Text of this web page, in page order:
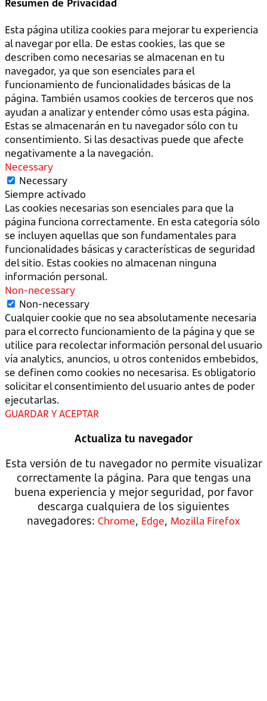
Esta página utiliza cookies para mejorar tu experiencia
al navegar por ella. De estas cookies, las que se
describen como necesarias se almacenan en tu
navegador, ya que son esenciales para el
funcionamiento de funcionalidades básicas de la
página. También usamos cookies de terceros que nos
ayudan a analizar y entender cómo usas esta página.
Estas se almacenarán en tu navegador sólo con tu
consentimiento. Si las desactivas puede que afecte
negativamente a la navegación.
Necessary
Necessary
Siempre activado
Las cookies necesarias son esenciales para que la
página funciona correctamente. En esta categoría sólo
se incluyen aquellas que son fundamentales para
funcionalidades básicas y características de seguridad
del sitio. Estas cookies no almacenan ninguna
información personal.
Non-necessary
Non-necessary
Cualquier cookie que no sea absolutamente necesaria
para el correcto funcionamiento de la página y que se
utilice para recolectar información personal del usuario
vía analytics, anuncios, u otros contenidos embebidos,
se definen como cookies no necesarisa. Es obligatorio
solicitar el consentimiento del usuario antes de poder
ejecutarlas.
GUARDAR Y ACEPTAR
Actualiza tu navegador
Esta versión de tu navegador no permite visualizar
correctamente la página. Para que tengas una
buena experiencia y mejor seguridad, por favor
descarga cualquiera de los siguientes
navegadores: Chrome, Edge, Mozilla Firefox